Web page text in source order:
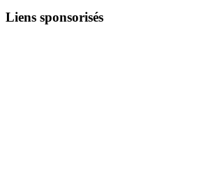
Liens sponsorisés